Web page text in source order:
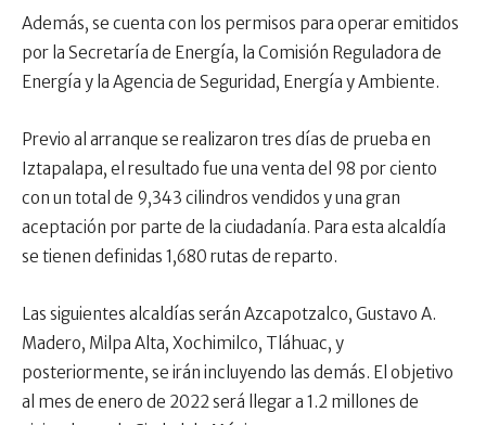
Además, se cuenta con los permisos para operar emitidos
por la Secretaría de Energía, la Comisión Reguladora de
Energía y la Agencia de Seguridad, Energía y Ambiente.
Previo al arranque se realizaron tres días de prueba en
Iztapalapa, el resultado fue una venta del 98 por ciento
con un total de 9,343 cilindros vendidos y una gran
aceptación por parte de la ciudadanía. Para esta alcaldía
se tienen definidas 1,680 rutas de reparto.
Las siguientes alcaldías serán Azcapotzalco, Gustavo A.
Madero, Milpa Alta, Xochimilco, Tláhuac, y
posteriormente, se irán incluyendo las demás. El objetivo
al mes de enero de 2022 será llegar a 1.2 millones de